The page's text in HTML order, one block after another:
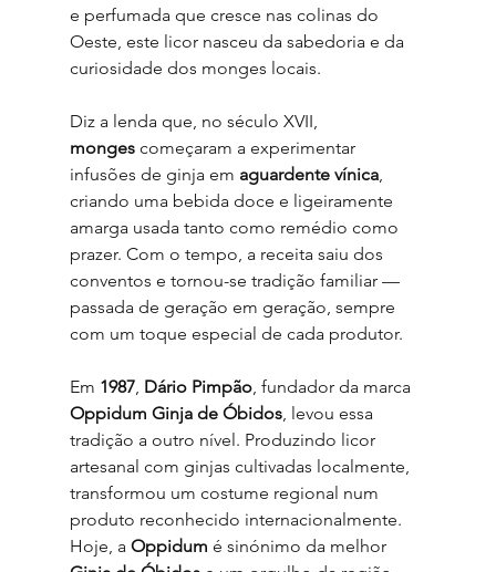
e perfumada que cresce nas colinas do
Oeste, este licor nasceu da sabedoria e da
curiosidade dos monges locais.
Diz a lenda que, no século XVII,
monges começaram a experimentar
infusões de ginja em aguardente vínica,
criando uma bebida doce e ligeiramente
amarga usada tanto como remédio como
prazer. Com o tempo, a receita saiu dos
conventos e tornou-se tradição familiar —
passada de geração em geração, sempre
com um toque especial de cada produtor.
Em 1987, Dário Pimpão, fundador da marca
Oppidum Ginja de Óbidos, levou essa
tradição a outro nível. Produzindo licor
artesanal com ginjas cultivadas localmente,
transformou um costume regional num
produto reconhecido internacionalmente.
Hoje, a Oppidum é sinónimo da melhor